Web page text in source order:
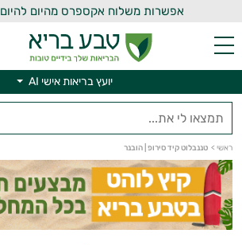
אפשרות משלוח אקספרס מהיום
יועץ בריאות אישי AI
ראשי > טננבלוט קיד סירופ | הובנר